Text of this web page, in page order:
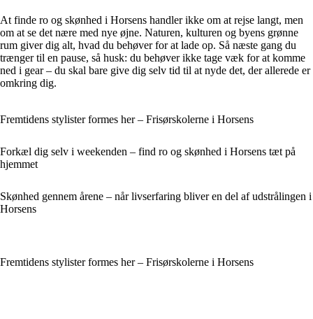
At finde ro og skønhed i Horsens handler ikke om at rejse langt, men
om at se det nære med nye øjne. Naturen, kulturen og byens grønne
rum giver dig alt, hvad du behøver for at lade op. Så næste gang du
trænger til en pause, så husk: du behøver ikke tage væk for at komme
ned i gear – du skal bare give dig selv tid til at nyde det, der allerede er
omkring dig.
Fremtidens stylister formes her – Frisørskolerne i Horsens
Forkæl dig selv i weekenden – find ro og skønhed i Horsens tæt på
hjemmet
Skønhed gennem årene – når livserfaring bliver en del af udstrålingen i
Horsens
Fremtidens stylister formes her – Frisørskolerne i Horsens